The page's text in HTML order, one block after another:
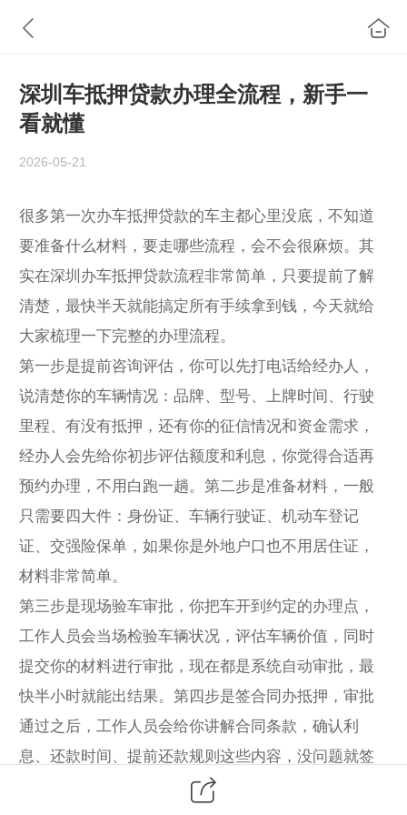
深圳车抵押贷款办理全流程，新手一
看就懂
2026-05-21
很多第一次办车抵押贷款的车主都心里没底，不知道
要准备什么材料，要走哪些流程，会不会很麻烦。其
实在深圳办车抵押贷款流程非常简单，只要提前了解
清楚，最快半天就能搞定所有手续拿到钱，今天就给
大家梳理一下完整的办理流程。
第一步是提前咨询评估，你可以先打电话给经办人，
说清楚你的车辆情况：品牌、型号、上牌时间、行驶
里程、有没有抵押，还有你的征信情况和资金需求，
经办人会先给你初步评估额度和利息，你觉得合适再
预约办理，不用白跑一趟。第二步是准备材料，一般
只需要四大件：身份证、车辆行驶证、机动车登记
证、交强险保单，如果你是外地户口也不用居住证，
材料非常简单。
第三步是现场验车审批，你把车开到约定的办理点，
工作人员会当场检验车辆状况，评估车辆价值，同时
提交你的材料进行审批，现在都是系统自动审批，最
快半小时就能出结果。第四步是签合同办抵押，审批
通过之后，工作人员会给你讲解合同条款，确认利
息、还款时间、提前还款规则这些内容，没问题就签
合同，然后去车管所办理抵押登记，现在很多机构都